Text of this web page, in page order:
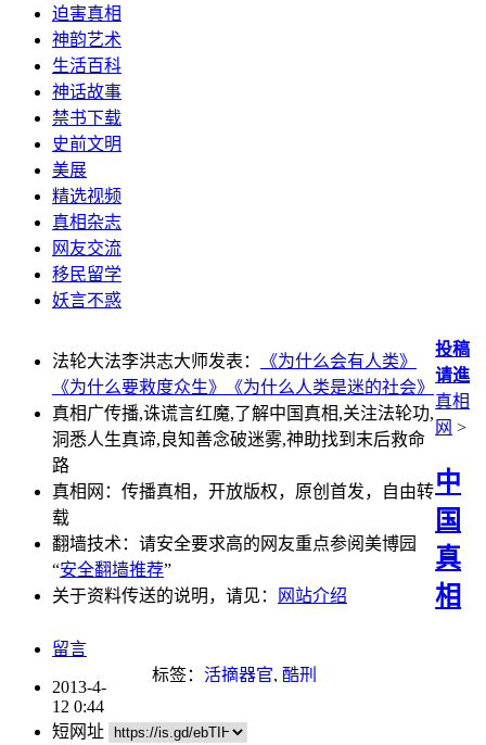
迫害真相
神韵艺术
生活百科
神话故事
禁书下载
史前文明
美展
精选视频
真相杂志
网友交流
移民留学
妖言不惑
法轮大法李洪志大师发表：
《为什么会有人类》
《为什么要救度众生》
《为什么人类是迷的社会》
真相广传播,诛谎言红魔,了解中国真相,关注法轮功,
洞悉人生真谛,良知善念破迷雾,神助找到末后救命
路
真相网：传播真相，开放版权，原创首发，自由转
载
翻墙技术：请安全要求高的网友重点参阅美博园
“安全翻墙推荐”
关于资料传送的说明，请见：
网站介绍
投稿
请進
真相
网 >
中
国
真
相
留言
标签： 活摘器官, 酷刑
2013-4-
12 0:44
短网址